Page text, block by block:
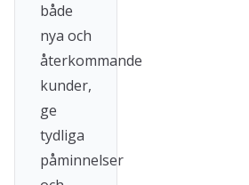
både
nya och
återkommande
kunder,
ge
tydliga
påminnelser